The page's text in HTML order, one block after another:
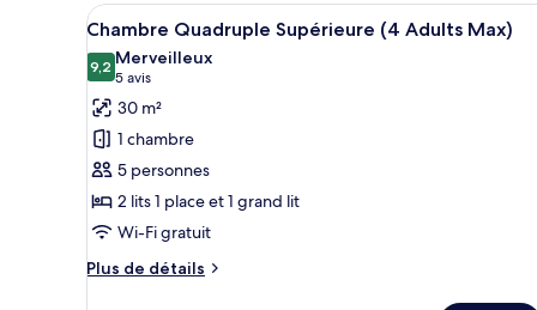
Deluxe
(3
Adults
Max)
Afficher
toutes
les
photos
pour
ce
type
de
chambre :
Chambre
Une chambre d’hôtel avec
5
Chambre Quadruple Supérieure (4 Adults Max)
9,29,2 sur 10
Merveilleux
5 avis
(5 avis)
30 m²
1 chambre
5 personnes
2 lits 1 place et 1 grand lit
Wi-Fi gratuit
Plus de détails
Plus